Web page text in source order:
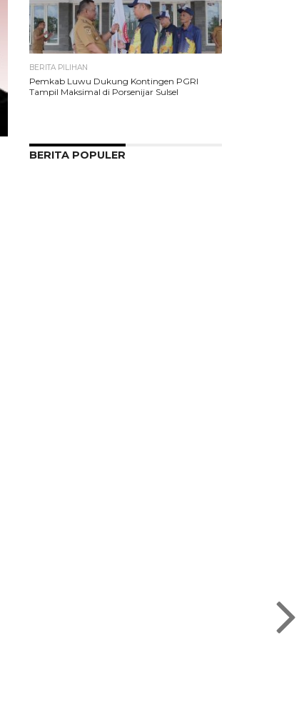
BERITA PILIHAN
Pemkab Luwu Dukung Kontingen PGRI
Tampil Maksimal di Porsenijar Sulsel
BERITA POPULER